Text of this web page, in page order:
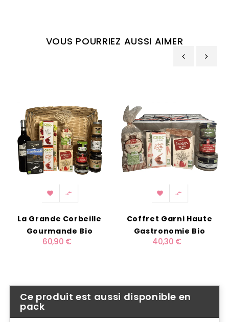
VOUS POURRIEZ AUSSI AIMER
 
La Grande Corbeille
Gourmande Bio
60,90 €
 
Coffret Garni Haute
Gastronomie Bio
40,30 €
Ce produit est aussi disponible en
pack